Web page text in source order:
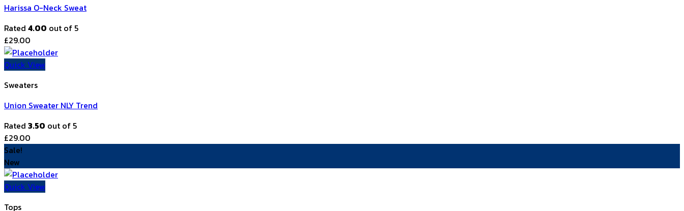
Harissa O-Neck Sweat
Rated 4.00 out of 5
£29.00
Quick View
Sweaters
Union Sweater NLY Trend
Rated 3.50 out of 5
£29.00
Sale!
New
Quick View
Tops